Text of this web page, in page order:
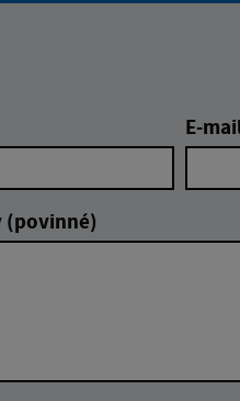
E-
(povinné)